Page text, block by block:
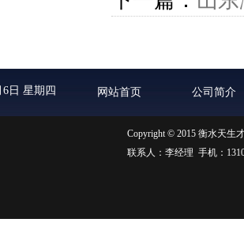
6日 星期四 网站首页 公司简介
Copyright © 2015 衡水天生
联系人：李经理 手机：